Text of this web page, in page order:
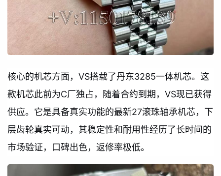
核心的机芯方面，VS搭载了丹东3285一体机芯。这
款机芯此前为C厂独占，随着合约到期，VS现已获得
供应。它是具备真实功能的最新27滚珠轴承机芯，下
层齿轮真实可动，其稳定性和耐用性经历了长时间的
市场验证，口碑出色，返修率极低。